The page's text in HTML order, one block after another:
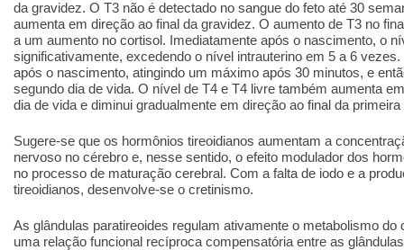
da gravidez. O T3 não é detectado no sangue do feto até 30
aumenta em direção ao final da gravidez. O aumento de T3 no
a um aumento no cortisol. Imediatamente após o nascimento, o
significativamente, excedendo o nível intrauterino em 5 a 6
após o nascimento, atingindo um máximo após 30 minutos, e
segundo dia de vida. O nível de T4 e T4 livre também aumenta
dia de vida e diminui gradualmente em direção ao final da
Sugere-se que os hormônios tireoidianos aumentam a
nervoso no cérebro e, nesse sentido, o efeito modulador dos
no processo de maturação cerebral. Com a falta de iodo e a
tireoidianos, desenvolve-se o cretinismo.
As glândulas paratireoides regulam ativamente o metabolismo
uma relação funcional recíproca compensatória entre as